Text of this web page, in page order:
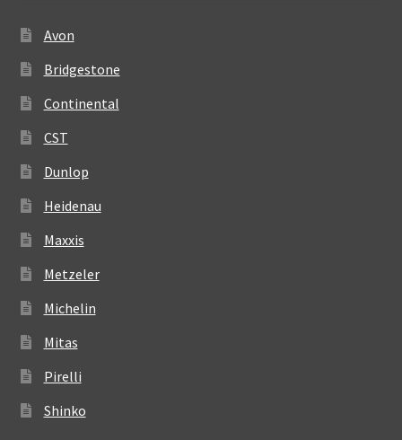
Avon
Bridgestone
Continental
CST
Dunlop
Heidenau
Maxxis
Metzeler
Michelin
Mitas
Pirelli
Shinko